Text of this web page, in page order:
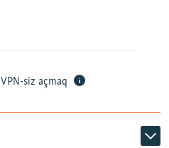
VPN-siz açmaq